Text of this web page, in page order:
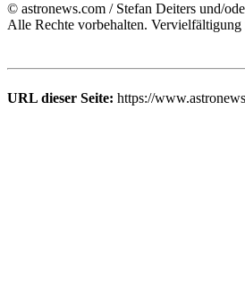
© astronews.com / Stefan Deiters und/
Alle Rechte vorbehalten.
URL dieser Seite: https://